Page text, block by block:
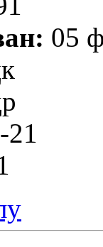
05